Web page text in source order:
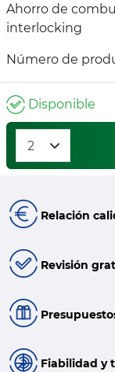
Ahorro de
interlocking
Número de
Disponible
Relación
Revisión
Fiabilidad y